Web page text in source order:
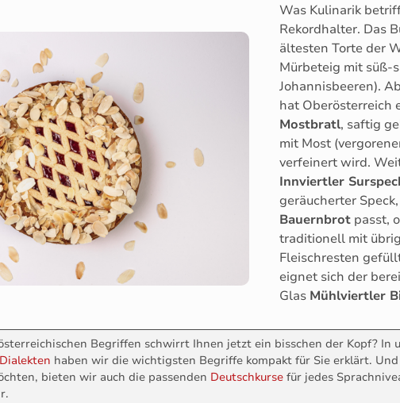
Was Kulinarik
Rekordhalter. Das
ältesten Torte der
Mürbeteig mit süß-
Johannisbeeren).
hat Oberösterreich
Mostbratl, saftig
mit Most
verfeinert wird.
Innviertler
geräucherter
Bauernbrot passt,
traditionell mit
Fleischresten
eignet sich der
Glas Mühlviertler
Begriffen schwirrt Ihnen jetzt ein bisschen der Kopf? In
haben wir die wichtigsten Begriffe kompakt für Sie erklärt.
bieten wir auch die passenden Deutschkurse für jedes